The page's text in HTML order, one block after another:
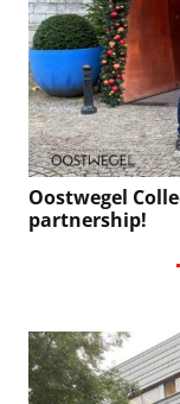
Oostwegel
partnership!